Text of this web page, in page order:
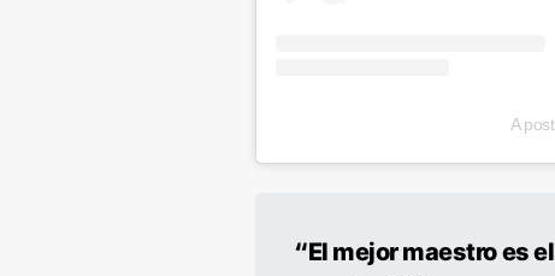
A
“El mejor maestro es